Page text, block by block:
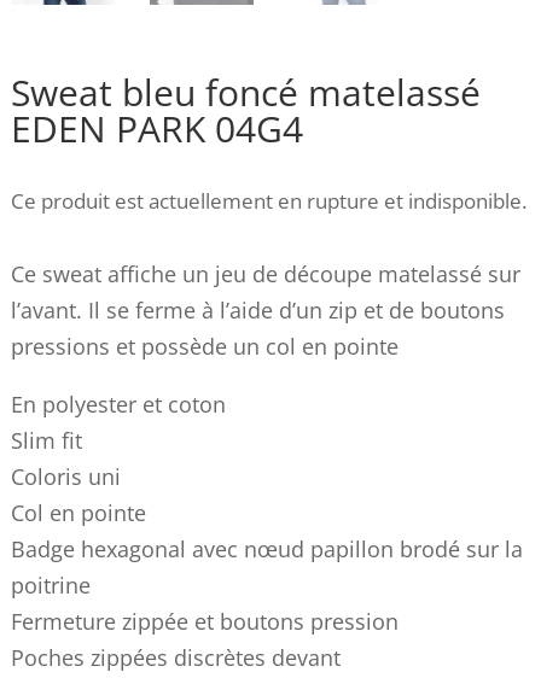
Sweat bleu foncé matelassé
EDEN PARK 04G4
Ce produit est actuellement en rupture et indisponible.
Ce sweat affiche un jeu de découpe matelassé sur
l’avant. Il se ferme à l’aide d’un zip et de boutons
pressions et possède un col en pointe
En polyester et coton
Slim fit
Coloris uni
Col en pointe
Badge hexagonal avec nœud papillon brodé sur la
poitrine
Fermeture zippée et boutons pression
Poches zippées discrètes devant